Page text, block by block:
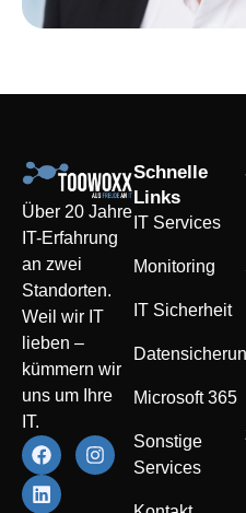
Über 20 Jahre
IT-Erfahrung
an zwei
Standorten.
Weil wir IT
lieben –
kümmern wir
uns um Ihre
IT.
Schnelle
Links
IT Services
Monitoring
IT Sicherheit
Microsoft 365
Sonstige
Services